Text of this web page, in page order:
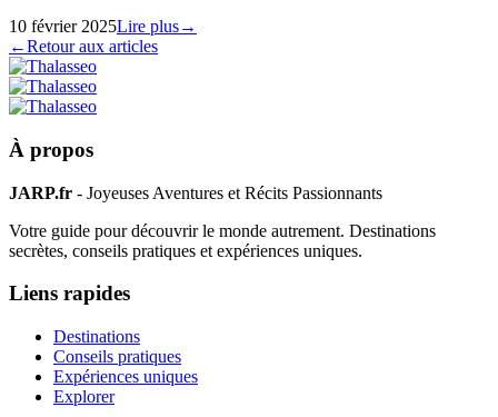
10 février 2025Lire plus→
←Retour aux articles
À propos
JARP.fr - Joyeuses Aventures et Récits Passionnants
Votre guide pour découvrir le monde autrement. Destinations
secrètes, conseils pratiques et expériences uniques.
Liens rapides
Destinations
Conseils pratiques
Expériences uniques
Explorer